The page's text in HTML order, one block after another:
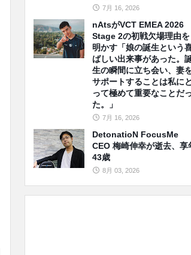
7月 16, 2026
nAtsがVCT EMEA 2026
Stage 2の初戦欠場理由を
明かす「娘の誕生という
ばしい出来事があった。
生の瞬間に立ち会い、妻
サポートすることは私にと
って極めて重要なことだ
た。」
7月 16, 2026
DetonatioN FocusMe
CEO 梅崎伸幸が逝去、享
43歳
8月 03, 2026